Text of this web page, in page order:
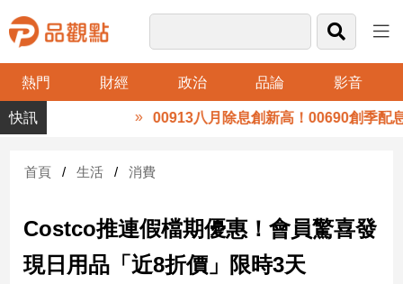
熱門 財經 政治 品論 影音
品
觀
財
台
財
00913八月除息創新高！00690創季配息
首頁 生活 消費
Costco推連假檔期優惠！會員驚喜發
現日用品「近8折價」限時3天